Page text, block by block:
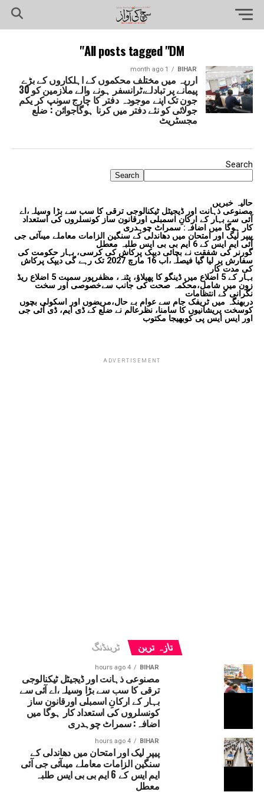
All posts tagged "DM"
BIHAR
1 month ago
ارریہ میں مختلف محکموں کے اہلکاروں کے بڑے
پیمانے پر تبادلے،ٹرانسفر ہونے والے ملازمین کو 30
جون تک اپنے موجودہ دفتر کا چارج سونپ کر یکم
جولائی کو نئے دفتر میں کرنا ہوگاجوائن : ضلع
مجسٹریٹ
Search
Search
حالیہ خبریں
مصنوعی ذہانت اور ڈیجیٹل ٹیکنالوجی ترقی کا سب سے بڑا وسیلہ،اے
آئی سے بہار کے ارکانِ اسمبلی اورقانون ساز کونسلروں کی استعداد
کار ہوگا میں اضافہ: سمراٹ چوہدری
پیپر لیک اور امتحان میں دھاندلی کے سنگین الزامات معاملے میںآئی جی
آئی ایم ایس کے 6 ایم بی بی ایس طلبہ معطل
گورنر کی شفقت نے بچائی دیپک پرکاش کی کرسی، بہار حکومت کی
سفارش پر لیا گیا فیصلہ،اب 16 مارچ 2027 تک رہے گی دیپک پرکاش
کی مدت کار
بہار کے 5 اضلاع میں ڈینگو کا پھیلاؤ، پٹنہ، مظفرپور سمیت 5 اضلاع ریڈ
زون میں شامل،محکمہ صحت کی جانب سےخصوصی اور سخت
نگرانی کے انتظامات
دربھنگہ میں ٹریفک جام سے عوام بے حال،مریضوں اور اسکولی بچوں
کوسخت پریشانیوں کا سامنا، نظرعالم نے ضلع کے ڈی ایم، ڈی آئی جی
اور ایس ایس پی کوبھیجا مکتوب
ADVERTISEMENT
تازہ ترین ٹرینڈنگ
BIHAR
4 hours ago
مصنوعی ذہانت اور ڈیجیٹل ٹیکنالوجی
ترقی کا سب سے بڑا وسیلہ،اے آئی سے
بہار کے ارکانِ اسمبلی اورقانون ساز
کونسلروں کی استعداد کار ہوگا میں
اضافہ: سمراٹ چوہدری
BIHAR
4 hours ago
پیپر لیک اور امتحان میں دھاندلی کے
سنگین الزامات معاملے میںآئی جی آئی
ایم ایس کے 6 ایم بی بی ایس طلبہ
معطل